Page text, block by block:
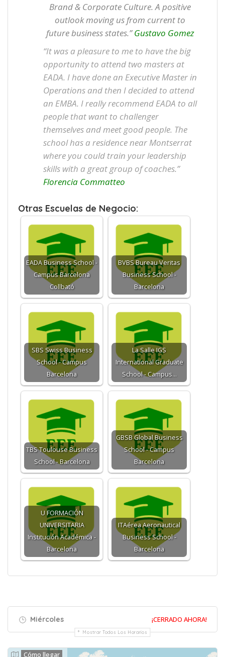
Brand & Corporate Culture. A positive
outlook moving us from current to
future business states.”Gustavo Gomez
“It was a pleasure to me to have the big
opportunity to attend two masters at
EADA. I have done an Executive Master in
Operations and then I decided to attend
an EMBA. I really recommend EADA to all
people that want to challenger
themselves and meet good people. The
school has a residence near Montserrat
where you could train your leadership
skills with a great group of coaches.”
Florencia Commatteo
Otras Escuelas de Negocio:
EADA Business School -
Campus Barcelona
Collbató
BVBS Bureau Veritas
Business School -
Barcelona
SBS Swiss Business
School - Campus
Barcelona
La Salle IGS
International Graduate
School - Campus…
TBS Toulouse Business
School - Barcelona
GBSB Global Business
School - Campus
Barcelona
U FORMACIÓN
UNIVERSITARIA
Institución Académica -
Barcelona
ITAérea Aeronautical
Business School -
Barcelona
Miércoles ¡CERRADO AHORA!
Mostrar Todos Los Horarios
Cómo llegar